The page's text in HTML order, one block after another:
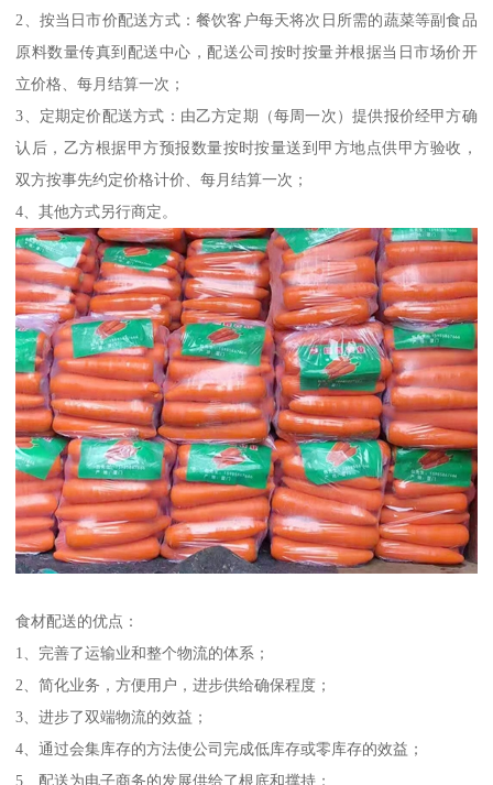
2、按当日市价配送方式：餐饮客户每天将次日所需的蔬菜等副食品
原料数量传真到配送中心，配送公司按时按量并根据当日市场价开
立价格、每月结算一次；
3、定期定价配送方式：由乙方定期（每周一次）提供报价经甲方确
认后，乙方根据甲方预报数量按时按量送到甲方地点供甲方验收，
双方按事先约定价格计价、每月结算一次；
4、其他方式另行商定。
食材配送的优点：
1、完善了运输业和整个物流的体系；
2、简化业务，方便用户，进步供给确保程度；
3、进步了双端物流的效益；
4、通过会集库存的方法使公司完成低库存或零库存的效益；
5、配送为电子商务的发展供给了根底和撑持；